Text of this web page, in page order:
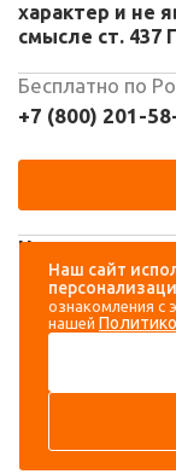
Навигация
Каталог
О компании
характер и не
смысле ст. 437
Бесплатно по
+7 (800) 201-
Наш сайт
ознакомления с
нашей